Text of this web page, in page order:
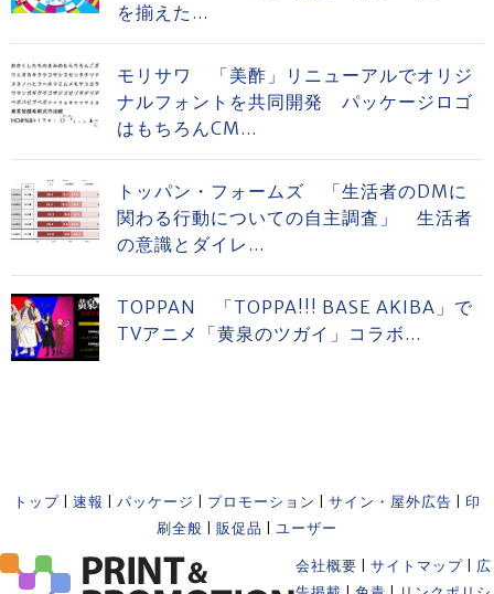
を揃えた...
モリサワ 「美酢」リニューアルでオリジ
ナルフォントを共同開発 パッケージロゴ
はもちろんCM...
トッパン・フォームズ 「生活者のDMに
関わる行動についての自主調査」 生活者
の意識とダイレ...
TOPPAN 「TOPPA!!! BASE AKIBA」で
TVアニメ「黄泉のツガイ」コラボ...
トップ 速報 パッケージ プロモーション サイン・屋外広告
印
刷全般
販促品 ユーザー
会社概要 サイトマップ
広